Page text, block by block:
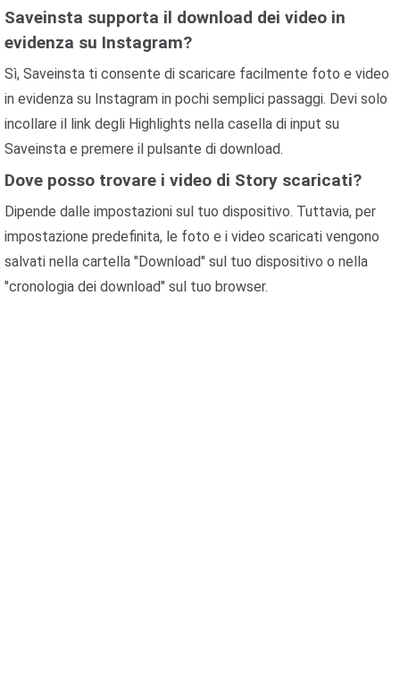
Saveinsta supporta il download dei video in
evidenza su Instagram?
Sì, Saveinsta ti consente di scaricare facilmente foto e video
in evidenza su Instagram in pochi semplici passaggi. Devi solo
incollare il link degli Highlights nella casella di input su
Saveinsta e premere il pulsante di download.
Dove posso trovare i video di Story scaricati?
Dipende dalle impostazioni sul tuo dispositivo. Tuttavia, per
impostazione predefinita, le foto e i video scaricati vengono
salvati nella cartella "Download" sul tuo dispositivo o nella
"cronologia dei download" sul tuo browser.